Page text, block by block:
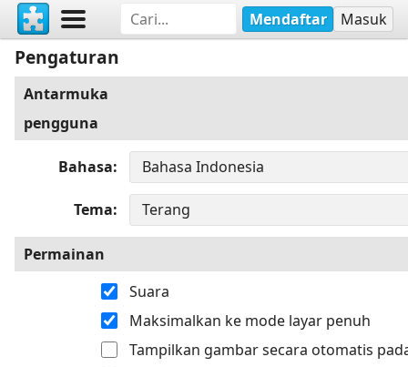
Mendaftar Masuk
Pengaturan
Antarmuka
pengguna
Bahasa
Tema
Permainan
Suara
Maksimalkan ke mode layar penuh
Tampilkan gambar secara otomatis